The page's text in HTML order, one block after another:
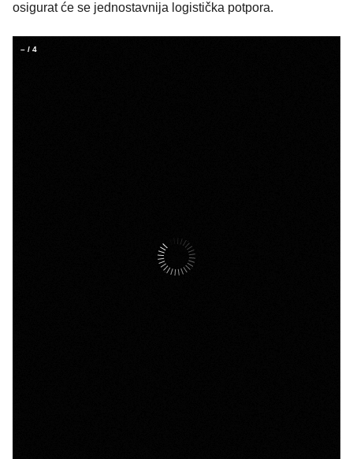
osigurat će se jednostavnija logistička potpora.
– / 4